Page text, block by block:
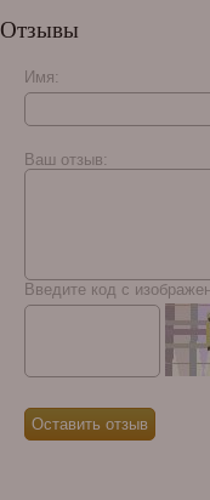
Arturo Fuente Opus X
Super Belicoso
Отзывы
Имя:
Ваш отзыв:
Введите код с